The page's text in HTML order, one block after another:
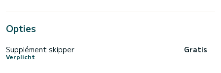
Opties
Supplément skipper
Verplicht
Gratis